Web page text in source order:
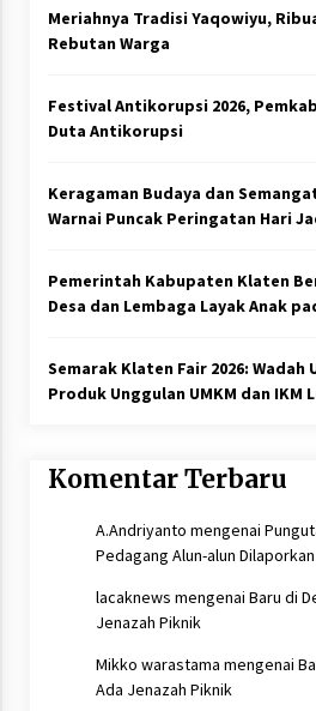
Meriahnya Tradisi Yaqowiyu,
Rebutan Warga
Festival Antikorupsi 2026,
Duta Antikorupsi
Keragaman Budaya dan
Warnai Puncak Peringatan Hari
Pemerintah Kabupaten Klaten
Desa dan Lembaga Layak Anak
Semarak Klaten Fair 2026: Wadah
Produk Unggulan UMKM dan IKM
Komentar Terbaru
A.Andriyanto mengenai
Pedagang Alun-alun
lacaknews mengenai Baru di
Jenazah Piknik
Mikko warastama mengenai
Ada Jenazah Piknik